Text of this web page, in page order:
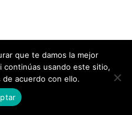
que te damos la mejor
continúas usando este sitio,
acuerdo con ello.